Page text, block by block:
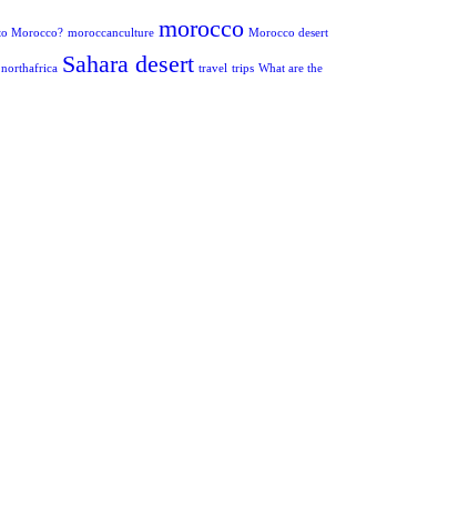
Morocco? moroccanculture morocco Morocco desert
northafrica Sahara desert travel trips What are the